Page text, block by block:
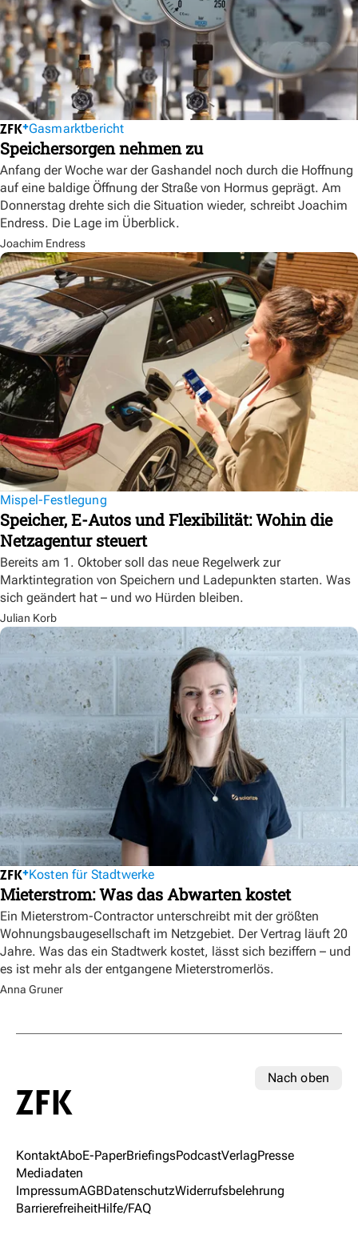
Gasmarktbericht
Speichersorgen nehmen zu
Anfang der Woche war der Gashandel noch durch die Hoffnung
auf eine baldige Öffnung der Straße von Hormus geprägt. Am
Donnerstag drehte sich die Situation wieder, schreibt Joachim
Endress. Die Lage im Überblick.
Joachim Endress
Mispel-Festlegung
Speicher, E-Autos und Flexibilität: Wohin die
Netzagentur steuert
Bereits am 1. Oktober soll das neue Regelwerk zur
Marktintegration von Speichern und Ladepunkten starten. Was
sich geändert hat – und wo Hürden bleiben.
Julian Korb
Kosten für Stadtwerke
Mieterstrom: Was das Abwarten kostet
Ein Mieterstrom-Contractor unterschreibt mit der größten
Wohnungsbaugesellschaft im Netzgebiet. Der Vertrag läuft 20
Jahre. Was das ein Stadtwerk kostet, lässt sich beziffern – und
es ist mehr als der entgangene Mieterstromerlös.
Anna Gruner
Nach oben
KontaktAboE-PaperBriefingsPodcastVerlagPresse
Mediadaten
ImpressumAGBDatenschutzWiderrufsbelehrung
BarrierefreiheitHilfe/FAQ